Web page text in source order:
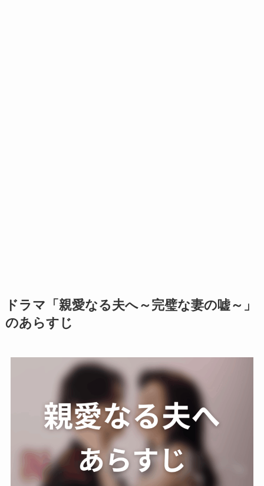
ドラマ「親愛なる夫へ～完璧な妻の嘘～」
のあらすじ